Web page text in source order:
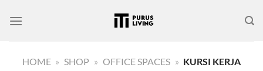
HOME » SHOP » OFFICE SPACES » KURSI KERJA